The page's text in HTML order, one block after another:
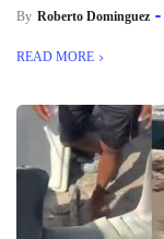
By Roberto Dominguez
READ MORE